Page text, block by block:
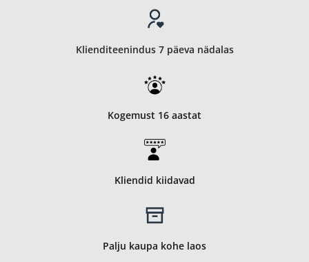
Klienditeenindus 7 päeva nädalas
Kogemust 16 aastat
Kliendid kiidavad
Palju kaupa kohe laos